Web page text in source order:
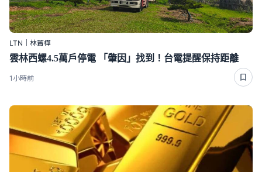
LTN｜林菁樺
雲林西螺4.5萬戶停電 「肇因」找到！台電提醒保持距離
1小時前